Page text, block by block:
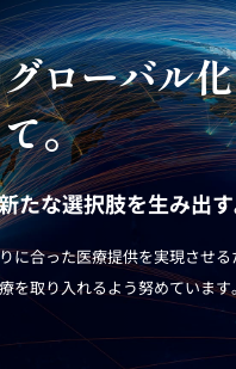
ローバル
。
たな選択肢を生み出す
に合った医療提供を実現させる
を取り入れるよう努めています。